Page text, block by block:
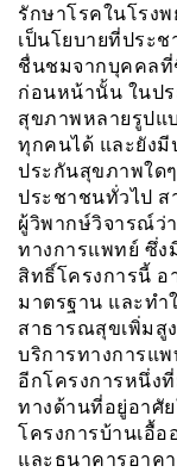
รักษาโรคในโรงพ
เป็นโยบายที่ประ
ชื่นชมจากบุคคลที่
ก่อนหน้านั้น ในป
สุขภาพหลายรูปแ
ทุกคนได้ และยังมี
ประกันสุขภาพใด
ประชาชนทั่วไป ส
ผู้วิพากษ์วิจารณ์ว่
ทางการแพทย์ ซึ่ง
สิทธิ์โครงการนี้ อ
มาตรฐาน และทำ
สาธารณสุขเพิ่มสู
บริการทางการแ
อีกโครงการหนึ่ง
ทางด้านที่อยู่อาศั
โครงการบ้านเอื้อ
และธนาคารอาค